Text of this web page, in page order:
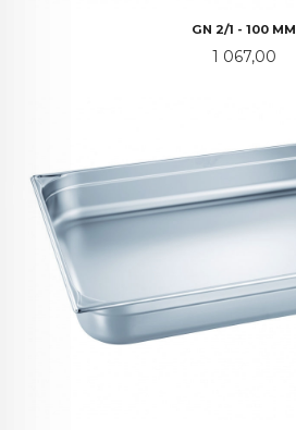
GN 2/1 - 100 MM
Pris
1 067,00